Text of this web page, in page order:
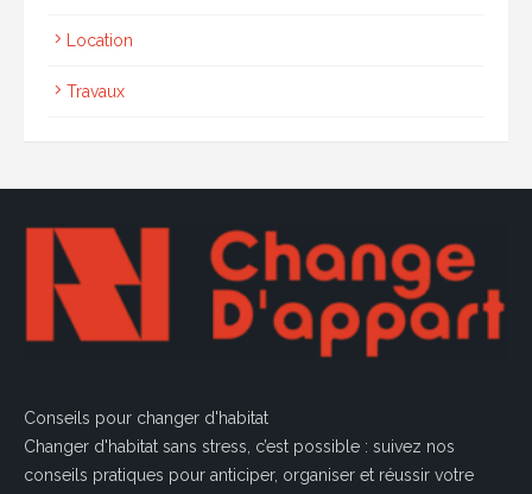
Location
Travaux
Conseils pour changer d'habitat
Changer d'habitat sans stress, c’est possible : suivez nos
conseils pratiques pour anticiper, organiser et réussir votre